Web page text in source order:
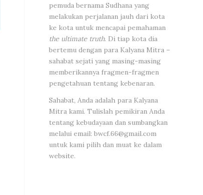
pemuda bernama Sudhana yang
melakukan perjalanan jauh dari kota
ke kota untuk mencapai pemahaman
the ultimate truth. Di tiap kota dia
bertemu dengan para Kalyana Mitra –
sahabat sejati yang masing-masing
memberikannya fragmen-fragmen
pengetahuan tentang kebenaran.
Sahabat, Anda adalah para Kalyana
Mitra kami. Tulislah pemikiran Anda
tentang kebudayaan dan sumbangkan
melalui email: bwcf.66@gmail.com
untuk kami pilih dan muat ke dalam
website.